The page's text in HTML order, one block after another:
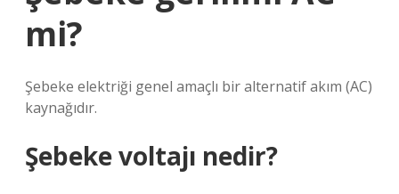
mi?
Şebeke elektriği genel amaçlı bir alternatif akım (AC)
kaynağıdır.
Şebeke voltajı nedir?